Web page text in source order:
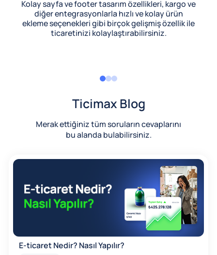
Kolay sayfa ve footer tasarım özellikleri, kargo ve
diğer entegrasyonlarla hızlı ve kolay ürün
ekleme seçenekleri gibi birçok gelişmiş özellik ile
ticaretinizi kolaylaştırabilirsiniz.
Ticimax Blog
Merak ettiğiniz tüm soruların cevaplarını
bu alanda bulabilirsiniz.
E-ticaret Nedir? Nasıl Yapılır?